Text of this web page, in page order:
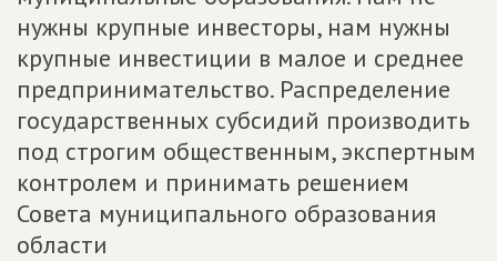
нужны крупные инвесторы, нам нужны
крупные инвестиции в малое и среднее
предпринимательство. Распределение
государственных субсидий производить
под строгим общественным, экспертным
контролем и принимать решением
Совета муниципального образования
области